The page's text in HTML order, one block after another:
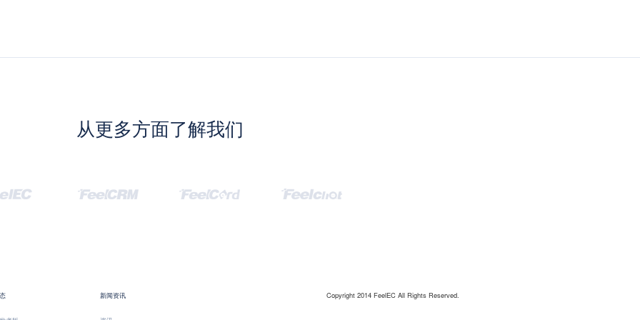
从更多方面了解我们
新闻资讯 Copyright 2014 FeelEC All Rights Reserved.